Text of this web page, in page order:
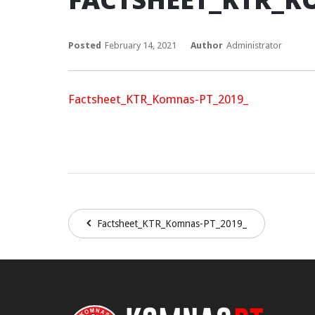
Posted February 14, 2021 Author Administrator
Factsheet_KTR_Komnas-PT_2019_
Factsheet_KTR_Komnas-PT_2019_